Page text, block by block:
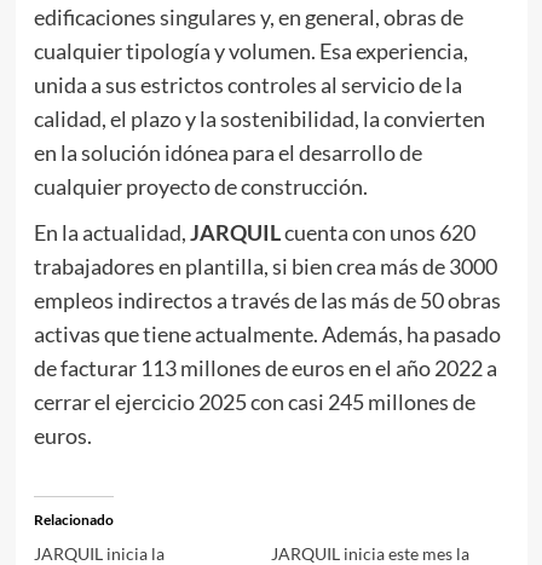
edificaciones singulares y, en general, obras de
cualquier tipología y volumen. Esa experiencia,
unida a sus estrictos controles al servicio de la
calidad, el plazo y la sostenibilidad, la convierten
en la solución idónea para el desarrollo de
cualquier proyecto de construcción.
En la actualidad,JARQUILcuenta con unos 620
trabajadores en plantilla, si bien crea más de 3000
empleos indirectos a través de las más de 50 obras
activas que tiene actualmente. Además, ha pasado
de facturar 113 millones de euros en el año 2022 a
cerrar el ejercicio 2025 con casi 245 millones de
euros.
Relacionado
JARQUIL inicia la
JARQUIL inicia este mes la